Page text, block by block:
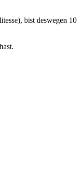
bist deswegen 10